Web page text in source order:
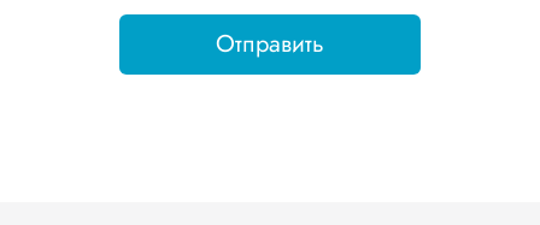
Отправить